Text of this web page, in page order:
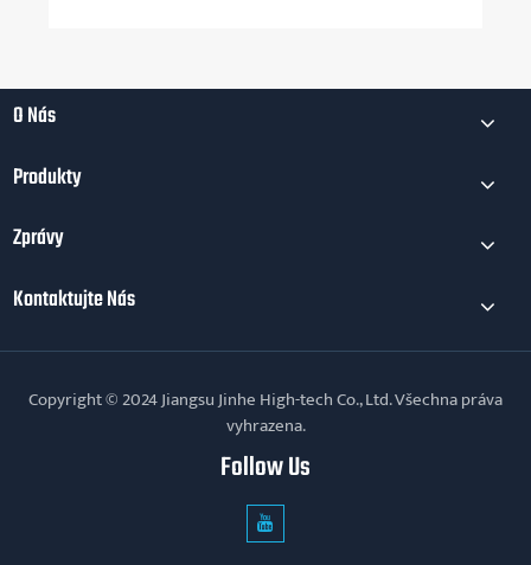
O Nás
Produkty
Zprávy
Kontaktujte Nás
Copyright © 2024 Jiangsu Jinhe High-tech Co., Ltd. Všechna práva
vyhrazena.
Follow Us